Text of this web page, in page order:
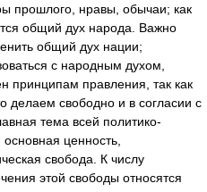
прошлого, нравы, обычаи; как
общий дух народа. Важно
общий дух нации;
с народным духом,
принципам правления, так как
делаем свободно и в согласии с
тема всей политико-
ценность,
свобода. К числу
этой свободы относятся